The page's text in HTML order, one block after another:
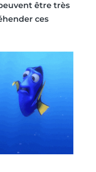
être très
ces